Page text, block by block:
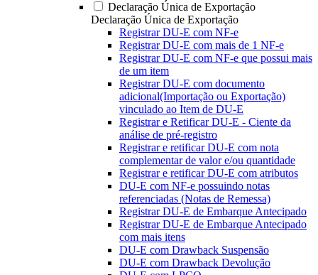
Declaração Única de Exportação
Declaração Única de Exportação
Registrar DU-E com NF-e
Registrar DU-E com mais de 1 NF-e
Registrar DU-E com NF-e que possui mais
de um item
Registrar DU-E com documento
adicional(Importação ou Exportação)
vinculado ao Item de DU-E
Registrar e Retificar DU-E - Ciente da
análise de pré-registro
Registrar e retificar DU-E com nota
complementar de valor e/ou quantidade
Registrar e retificar DU-E com atributos
DU-E com NF-e possuindo notas
referenciadas (Notas de Remessa)
Registrar DU-E de Embarque Antecipado
Registrar DU-E de Embarque Antecipado
com mais itens
DU-E com Drawback Suspensão
DU-E com Drawback Devolução